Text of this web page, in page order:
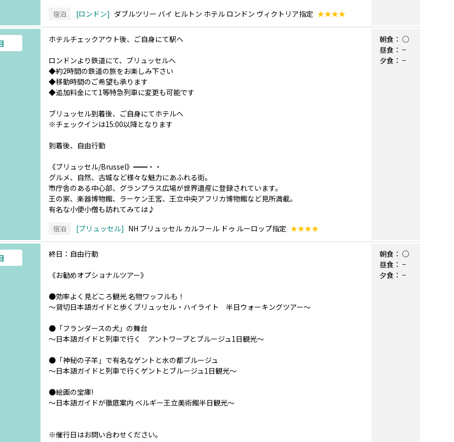
宿泊 ロンドン ダブルツリー バイ ヒルトン ホテル ロンドン ヴィクトリア指定 ★★★★
ホテルチェックアウト後、ご自身にて駅へ
ロンドンより鉄道にて、ブリュッセルへ
◆約2時間の鉄道の旅をお楽しみ下さい
◆移動時間のご希望も承ります
◆追加料金にて1等特急列車に変更も可能です
ブリュッセル到着後、ご自身にてホテルへ
※チェックインは15:00以降となります
到着後、自由行動
《ブリュッセル/Brussel》━━・・
グルメ、自然、古城など様々な魅力にあふれる街。
市庁舎のある中心部、グランプラス広場が世界遺産に登録されています。
王の家、楽器博物館、ラーケン王宮、王立中央アフリカ博物館など見所満載。
有名な小便小僧も訪れてみては♪
宿泊 ブリュッセル NH ブリュッセル カルフール ドゥ ルーロップ指定 ★★★★
朝食： ○
昼食： −
夕食： −
終日：自由行動
《お勧めオプショナルツアー》
●効率よく見どころ観光 名物ワッフルも！
～貸切日本語ガイドと歩くブリュッセル・ハイライト 半日ウォーキングツアー～
●「フランダースの犬」の舞台
～日本語ガイドと列車で行く アントワープとブルージュ1日観光～
●「神秘の子羊」で有名なゲントと水の都ブルージュ
～日本語ガイドと列車で行くゲントとブルージュ1日観光～
●絵画の宝庫!
～日本語ガイドが徹底案内 ベルギー王立美術館半日観光～
※催行日はお問い合わせください。
朝食： ○
昼食： −
夕食： −